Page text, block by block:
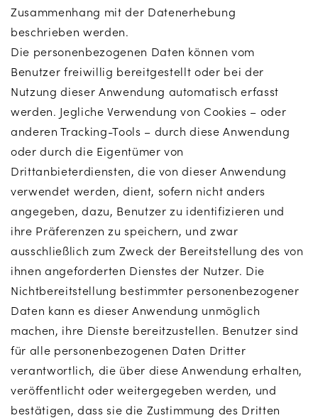
Zusammenhang mit der Datenerhebung
beschrieben werden.
Die personenbezogenen Daten können vom
Benutzer freiwillig bereitgestellt oder bei der
Nutzung dieser Anwendung automatisch erfasst
werden. Jegliche Verwendung von Cookies – oder
anderen Tracking-Tools – durch diese Anwendung
oder durch die Eigentümer von
Drittanbieterdiensten, die von dieser Anwendung
verwendet werden, dient, sofern nicht anders
angegeben, dazu, Benutzer zu identifizieren und
ihre Präferenzen zu speichern, und zwar
ausschließlich zum Zweck der Bereitstellung des von
ihnen angeforderten Dienstes der Nutzer. Die
Nichtbereitstellung bestimmter personenbezogener
Daten kann es dieser Anwendung unmöglich
machen, ihre Dienste bereitzustellen. Benutzer sind
für alle personenbezogenen Daten Dritter
verantwortlich, die über diese Anwendung erhalten,
veröffentlicht oder weitergegeben werden, und
bestätigen, dass sie die Zustimmung des Dritten